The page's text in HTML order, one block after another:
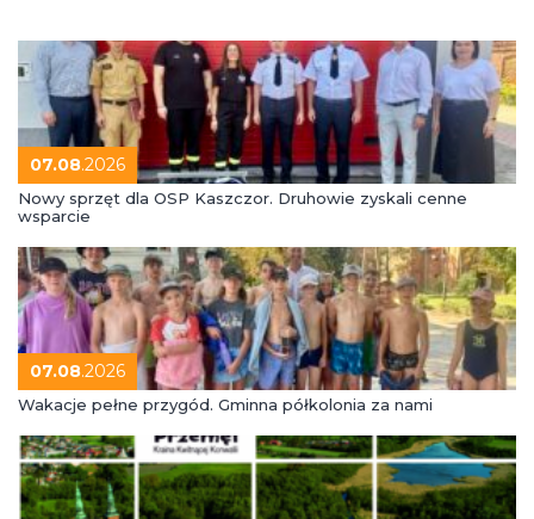
07.08.2026
Nowy sprzęt dla OSP Kaszczor. Druhowie zyskali cenne
wsparcie
07.08.2026
Wakacje pełne przygód. Gminna półkolonia za nami